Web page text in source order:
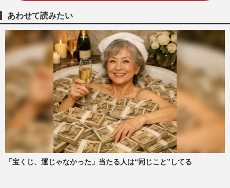
あわせて読みたい
「宝くじ、運じゃなかった」当たる人は“同じこと”してる